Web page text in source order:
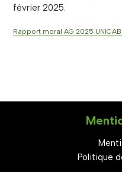
février 2025.
Rapport moral AG 2025
Politique